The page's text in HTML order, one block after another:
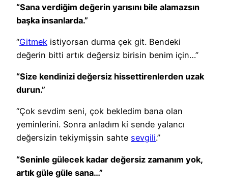
“Sana verdiğim değerin yarısını bile alamazsın
başka insanlarda.”
“Gitmek istiyorsan durma çek git. Bendeki
değerin bitti artık değersiz birisin benim için…”
“Size kendinizi değersiz hissettirenlerden uzak
durun.”
“Çok sevdim seni, çok bekledim bana olan
yeminlerini. Sonra anladım ki sende yalancı
değersizin tekiymişsin sahte sevgili.”
“Seninle gülecek kadar değersiz zamanım yok,
artık güle güle sana…”